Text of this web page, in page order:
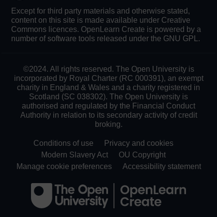
Except for third party materials and otherwise stated,
content on this site is made available under Creative
Commons licences. OpenLearn Create is powered by a
number of software tools released under the GNU GPL.
©2024. All rights reserved. The Open University is
incorporated by Royal Charter (RC 000391), an exempt
charity in England & Wales and a charity registered in
Scotland (SC 038302). The Open University is
authorised and regulated by the Financial Conduct
Authority in relation to its secondary activity of credit
broking.
Conditions of use
Privacy and cookies
Modern Slavery Act
OU Copyright
Manage cookie preferences
Accessibility statement